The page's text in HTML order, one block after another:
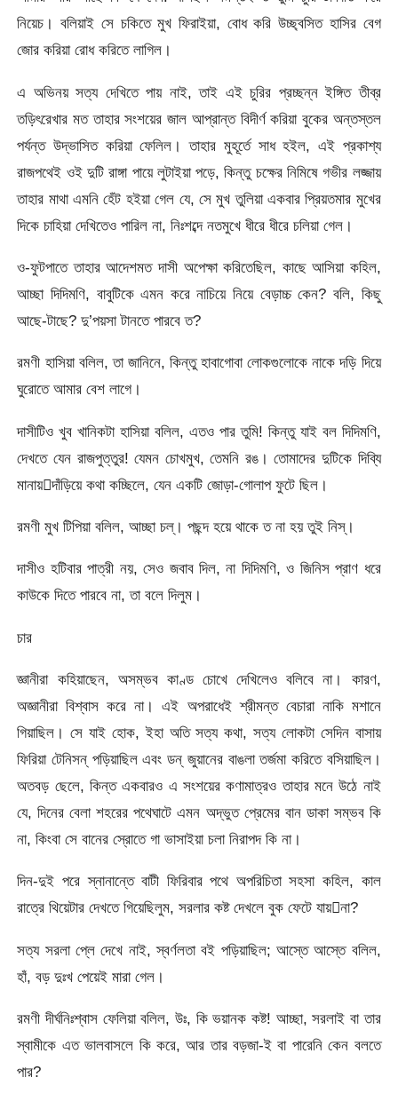
নিয়েচ। বলিয়াই সে চকিতে মুখ ফিরাইয়া, বোধ করি উচ্ছ্বসিত হাসির বেগ
জোর করিয়া রোধ করিতে লাগিল।
এ অভিনয় সত্য দেখিতে পায় নাই, তাই এই চুরির প্রচ্ছন্ন ইঙ্গিত তীব্র
তড়িৎরেখার মত তাহার সংশয়ের জাল আপ্রান্ত বিদীর্ণ করিয়া বুকের অন্তস্তল
পর্যন্ত উদ্ভাসিত করিয়া ফেলিল। তাহার মুহূর্তে সাধ হইল, এই প্রকাশ্য
রাজপথেই ওই দুটি রাঙ্গা পায়ে লুটাইয়া পড়ে, কিন্তু চক্ষের নিমিষে গভীর লজ্জায়
তাহার মাথা এমনি হেঁট হইয়া গেল যে, সে মুখ তুলিয়া একবার প্রিয়তমার মুখের
দিকে চাহিয়া দেখিতেও পারিল না, নিঃশব্দে নতমুখে ধীরে ধীরে চলিয়া গেল।
ও-ফুটপাতে তাহার আদেশমত দাসী অপেক্ষা করিতেছিল, কাছে আসিয়া কহিল,
আচ্ছা দিদিমণি, বাবুটিকে এমন করে নাচিয়ে নিয়ে বেড়াচ্চ কেন? বলি, কিছু
আছে-টাছে? দু’পয়সা টানতে পারবে ত?
রমণী হাসিয়া বলিল, তা জানিনে, কিন্তু হাবাগোবা লোকগুলোকে নাকে দড়ি দিয়ে
ঘুরোতে আমার বেশ লাগে।
দাসীটিও খুব খানিকটা হাসিয়া বলিল, এতও পার তুমি! কিন্তু যাই বল দিদিমণি,
দেখতে যেন রাজপুত্তুর! যেমন চোখমুখ, তেমনি রঙ। তোমাদের দুটিকে দিব্যি
মানায়দাঁড়িয়ে কথা কচ্ছিলে, যেন একটি জোড়া-গোলাপ ফুটে ছিল।
রমণী মুখ টিপিয়া বলিল, আচ্ছা চল্‌। পছন্দ হয়ে থাকে ত না হয় তুই নিস্‌।
দাসীও হটিবার পাত্রী নয়, সেও জবাব দিল, না দিদিমণি, ও জিনিস প্রাণ ধরে
কাউকে দিতে পারবে না, তা বলে দিলুম।
চার
জ্ঞানীরা কহিয়াছেন, অসম্ভব কাণ্ড চোখে দেখিলেও বলিবে না। কারণ,
অজ্ঞানীরা বিশ্বাস করে না। এই অপরাধেই শ্রীমন্ত বেচারা নাকি মশানে
গিয়াছিল। সে যাই হোক, ইহা অতি সত্য কথা, সত্য লোকটা সেদিন বাসায়
ফিরিয়া টেনিসন্‌ পড়িয়াছিল এবং ডন্‌ জুয়ানের বাঙলা তর্জমা করিতে বসিয়াছিল।
অতবড় ছেলে, কিন্ত একবারও এ সংশয়ের কণামাত্রও তাহার মনে উঠে নাই
যে, দিনের বেলা শহরের পথেঘাটে এমন অদ্ভুত প্রেমের বান ডাকা সম্ভব কি
না, কিংবা সে বানের স্রোতে গা ভাসাইয়া চলা নিরাপদ কি না।
দিন-দুই পরে স্নানান্তে বাটী ফিরিবার পথে অপরিচিতা সহসা কহিল, কাল
রাত্রে থিয়েটার দেখতে গিয়েছিলুম, সরলার কষ্ট দেখলে বুক ফেটে যায়না?
সত্য সরলা প্লে দেখে নাই, স্বর্ণলতা বই পড়িয়াছিল; আস্তে আস্তে বলিল,
হাঁ, বড় দুঃখ পেয়েই মারা গেল।
রমণী দীর্ঘনিঃশ্বাস ফেলিয়া বলিল, উঃ, কি ভয়ানক কষ্ট! আচ্ছা, সরলাই বা তার
স্বামীকে এত ভালবাসলে কি করে, আর তার বড়জা-ই বা পারেনি কেন বলতে
পার?